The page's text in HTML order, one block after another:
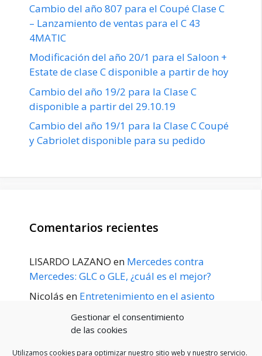
Gestionar el consentimiento
de las cookies
Utilizamos cookies para optimizar nuestro sitio web y nuestro servicio.
Cambio del año 807 para el Coupé Clase C
– Lanzamiento de ventas para el C 43
4MATIC
Modificación del año 20/1 para el Saloon +
Estate de clase C disponible a partir de hoy
Cambio del año 19/2 para la Clase C
disponible a partir del 29.10.19
Cambio del año 19/1 para la Clase C Coupé
y Cabriolet disponible para su pedido
Comentarios recientes
LISARDO LAZANO en Mercedes contra
Mercedes: GLC o GLE, ¿cuál es el mejor?
Nicolás en Entretenimiento en el asiento
trasero para el GLE / GLS disponible a
principios de 2020